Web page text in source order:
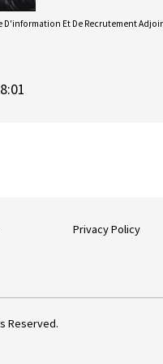
D'information Et De Recrutement
Privacy Policy
Reserved.